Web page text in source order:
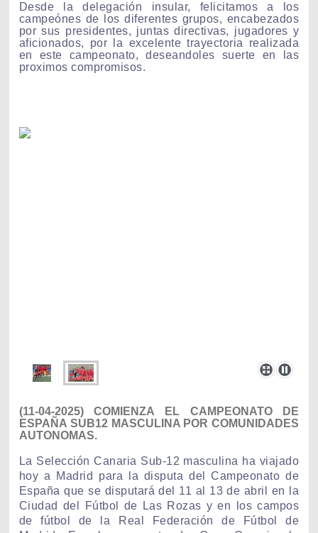
Desde la delegación insular, felicitamos a los
campeónes de los diferentes grupos, encabezados
por sus presidentes, juntas directivas, jugadores y
aficionados, por la excelente trayectoria realizada
en este campeonato, deseandoles suerte en las
proximos compromisos.
(11-04-2025) COMIENZA EL CAMPEONATO DE
ESPAÑA SUB12 MASCULINA POR COMUNIDADES
AUTONOMAS.
La Selección Canaria Sub-12 masculina ha viajado
hoy a Madrid para la disputa del Campeonato de
España que se disputará del 11 al 13 de abril en la
Ciudad del Fútbol de Las Rozas y en los campos
de fútbol de la Real Federación de Fútbol de